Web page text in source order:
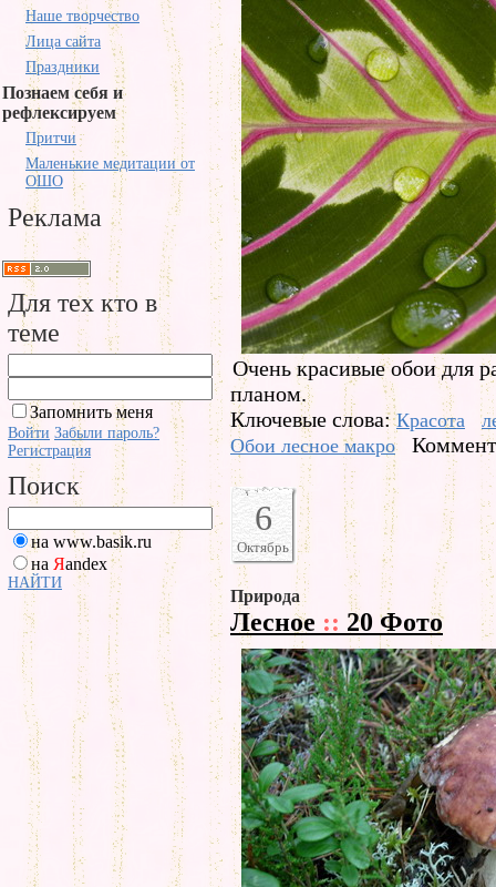
Наше творчество
Лица сайта
Праздники
Познаем себя и
рефлексируем
Притчи
Маленькие медитации от
ОШО
Реклама
Для тех кто в
теме
Запомнить меня
Войти Забыли пароль?
Регистрация
Поиск
на www.basik.ru
на Яandex
НАЙТИ
Очень красивые обои для
планом.
Ключевые слова:Красота
Обои лесное макро
6
Октябрь
Природа
Лесное :: 20 Фото